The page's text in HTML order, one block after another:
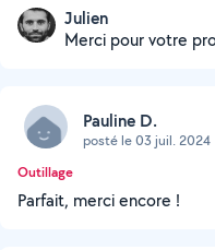
Julien
Merci pour votre
Pauline D.
posté le 03 juil. 2024
Outillage
Parfait, merci encore !